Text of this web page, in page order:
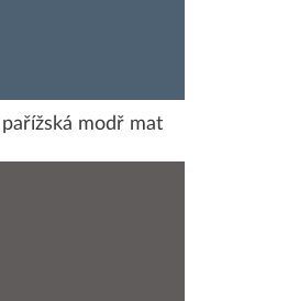
modř mat